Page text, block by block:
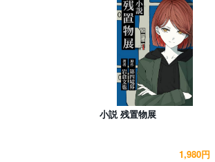
小説 残置物展
1,980円